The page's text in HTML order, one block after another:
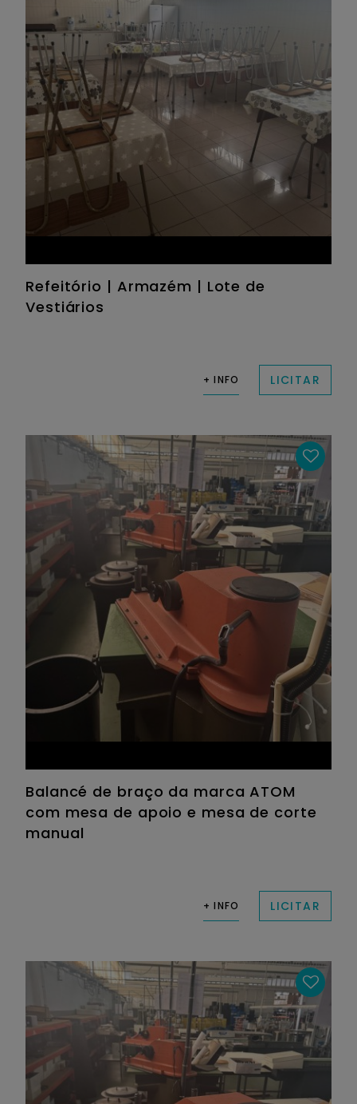
Refeitório | Armazém | Lote de
Vestiários
+ INFO LICITAR
Balancé de braço da marca ATOM
com mesa de apoio e mesa de corte
manual
+ INFO LICITAR